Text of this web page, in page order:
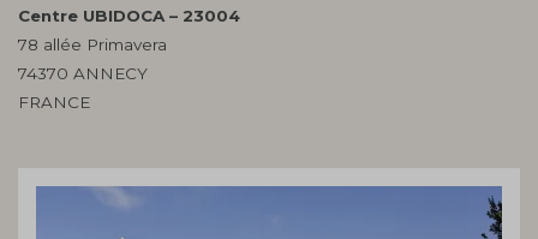
Centre UBIDOCA – 23004
78 allée Primavera
74370 ANNECY
FRANCE